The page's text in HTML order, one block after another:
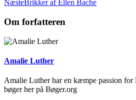
NæsteBrikker af Ellen Bache
Om forfatteren
Amalie Luther
Amalie Luther har en kæmpe passion for
bøger her på Bøger.org